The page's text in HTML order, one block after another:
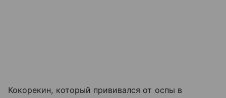
Кокорекин, который прививался от оспы в